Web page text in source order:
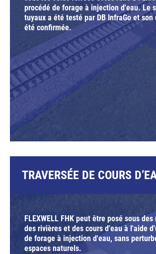
procédé de forage à injection d'eau. Le
tuyaux a été testé par DB InfraGo et
été confirmée.
TRAVERSÉE DE COURS
FLEXWELL FHK peut être posé sous
des rivières et des cours d'eau à l'aide
de forage à injection d'eau, sans
espaces naturels.